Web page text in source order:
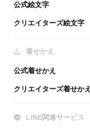
公式絵文字
クリエイターズ絵文字
着せかえ
公式着せかえ
クリエイターズ着せかえ
LINE関連サービス